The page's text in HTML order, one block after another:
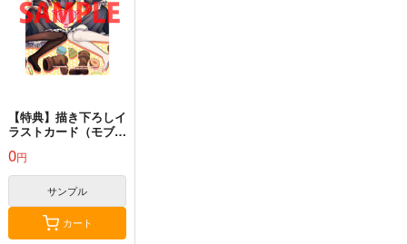
【特典】描き下ろしイ
ラストカード（モブだ
す！ ～ゲーム世界に
転生した俺は自由に強
さを追い求める～ 3）
0円
サンプル
カート